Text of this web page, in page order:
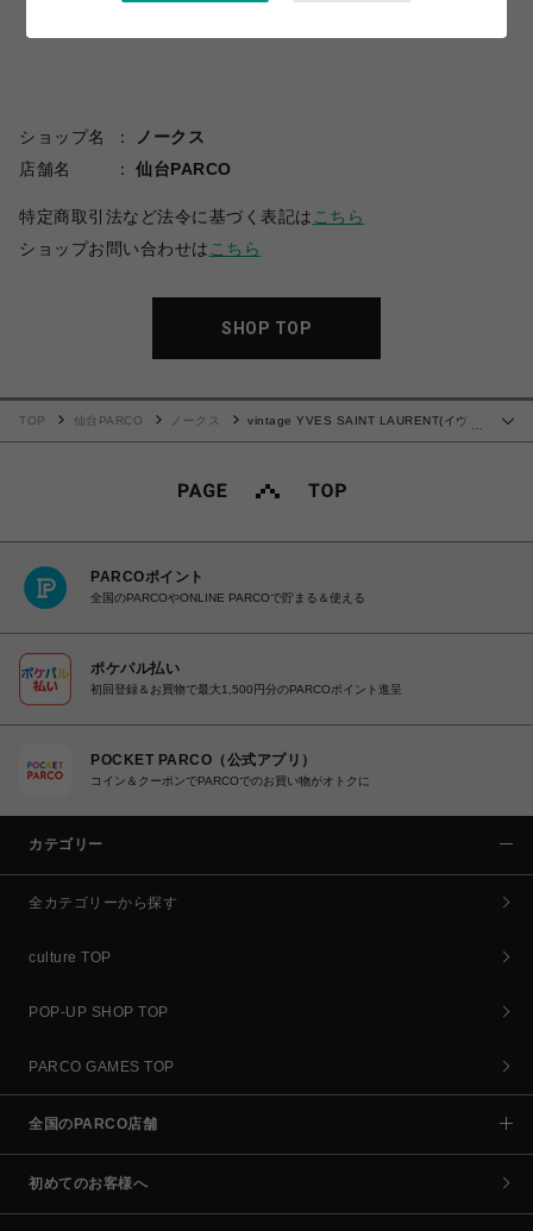
ショップ名
ノークス
店舗名
仙台PARCO
特定商取引法など法令に基づく表記は こちら
ショップお問い合わせは こちら
SHOP TOP
TOP 仙台PARCO ノークス
vintage YVES SAINT LAURENT(イヴ・
PARCOポイント
全国のPARCOやONLINE PARCOで貯まる＆使える
ポケパル払い
初回登録＆お買物で最大1,500円分のPARCOポイント進呈
POCKET PARCO（公式アプリ）
コイン＆クーポンでPARCOでのお買い物がオトクに
カテゴリー
全カテゴリーから探す
culture TOP
POP-UP SHOP TOP
PARCO GAMES TOP
全国のPARCO店舗
初めてのお客様へ